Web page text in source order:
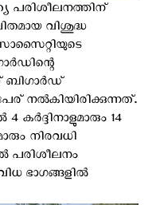
പരിശീലനത്തിന്
വിശുദ്ധ
ബിഗാർഡ്
നൽകിയിരിക്കുന്നത്.
കർദ്ദിനാളുമാരും 14
നിരവധി
പരിശീലനം
ഭാഗങ്ങളിൽ